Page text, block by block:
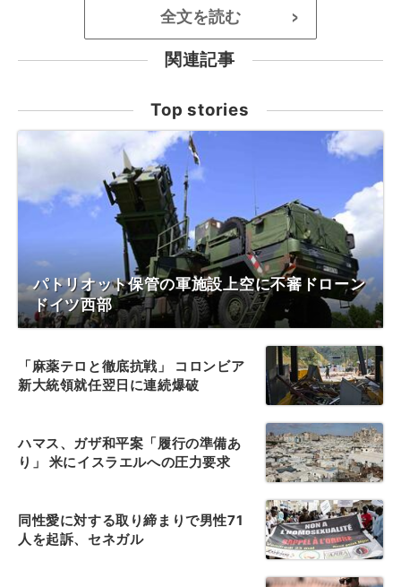
全文を読む >
関連記事
Top stories
パトリオット保管の軍施設上空に不審ドローン
ドイツ西部
「麻薬テロと徹底抗戦」 コロンビア
新大統領就任翌日に連続爆破
ハマス、ガザ和平案「履行の準備あ
り」 米にイスラエルへの圧力要求
同性愛に対する取り締まりで男性71
人を起訴、セネガル